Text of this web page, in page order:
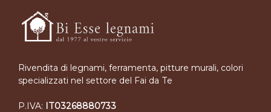
Rivendita di legnami, ferramenta, pitture murali, colori
specializzati nel settore del Fai da Te
P.IVA: IT03268880733